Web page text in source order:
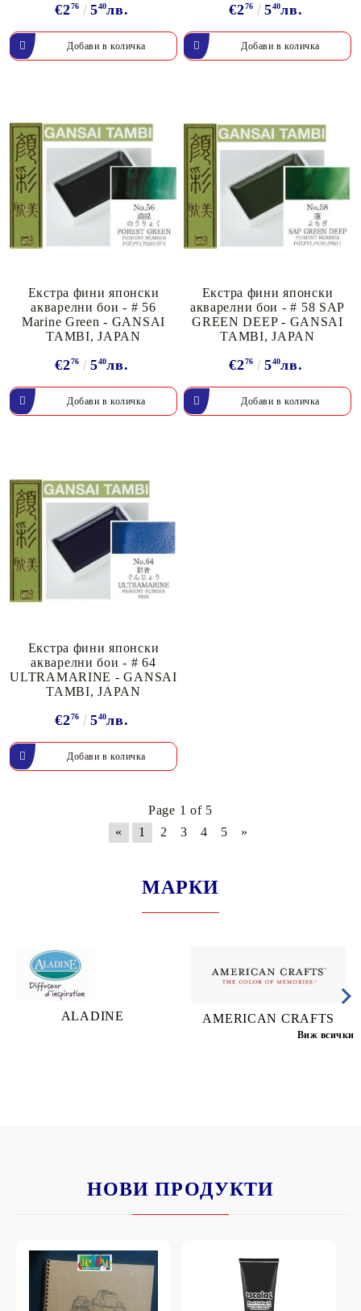
€276 540лв. €276 540лв.
Екстра фини японски
акварелни бои - # 56
Marine Green - GANSAI
TAMBI, JAPAN
€276 540лв.
Екстра фини японски
акварелни бои - # 58 SAP
GREEN DEEP - GANSAI
TAMBI, JAPAN
€276 540лв.
Екстра фини японски
акварелни бои - # 64
ULTRAMARINE - GANSAI
TAMBI, JAPAN
€276 540лв.
Page 1 of 5
«
1 2 3 4 5 »
МАРКИ
ALADINE AMERICAN CRAFTS
Виж всички
НОВИ ПРОДУКТИ